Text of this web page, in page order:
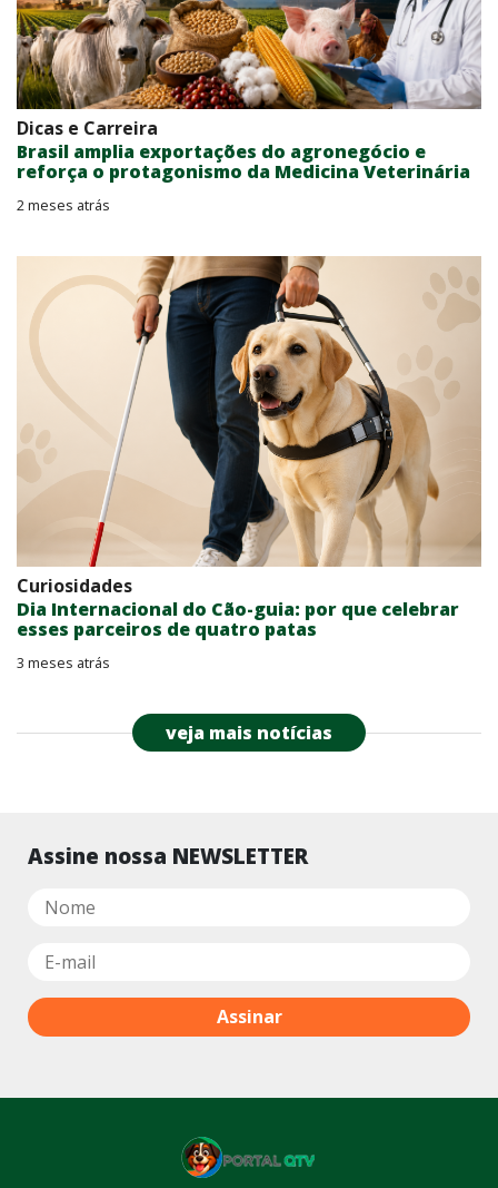
Dicas e Carreira
Brasil amplia exportações do agronegócio e
reforça o protagonismo da Medicina Veterinária
2 meses atrás
Curiosidades
Dia Internacional do Cão-guia: por que celebrar
esses parceiros de quatro patas
3 meses atrás
veja mais notícias
Assine nossa NEWSLETTER